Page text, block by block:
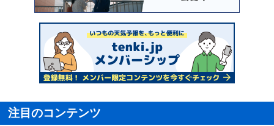
注目のコンテンツ